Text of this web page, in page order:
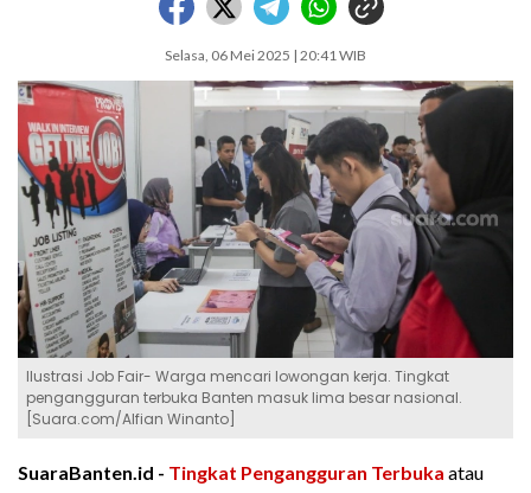
Selasa, 06 Mei 2025 | 20:41 WIB
Ilustrasi Job Fair- Warga mencari lowongan kerja. Tingkat
pengangguran terbuka Banten masuk lima besar nasional.
[Suara.com/Alfian Winanto]
SuaraBanten.id - Tingkat Pengangguran Terbuka atau